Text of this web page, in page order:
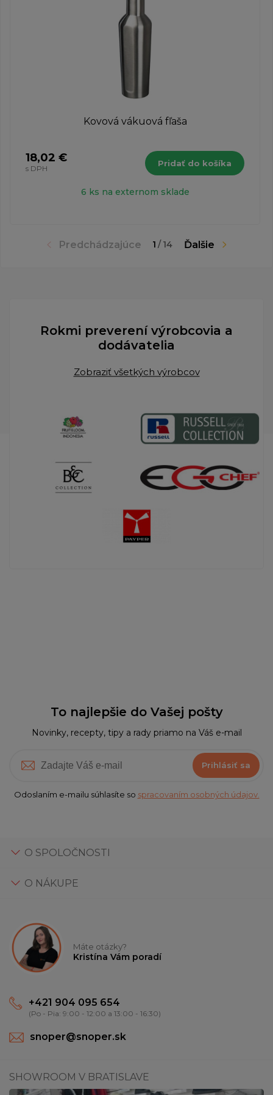
Predchádzajúce 1 / 14 Ďalšie
Kovová vákuová fľaša
18,02 €
s DPH
Pridať do košíka
6 ks na externom sklade
Rokmi preverení výrobcovia a
dodávatelia
Zobraziť všetkých výrobcov
To najlepšie do Vašej pošty
Novinky, recepty, tipy a rady priamo na Váš e-mail
Prihlásiť sa
Odoslaním e-mailu súhlasíte so spracovaním osobných údajov.
O SPOLOČNOSTI
O NÁKUPE
Máte otázky?
Kristína Vám poradí
+421 904 095 654
(Po - Pia: 9:00 - 12:00 a 13:00 - 16:30)
snoper@snoper.sk
SHOWROOM V BRATISLAVE